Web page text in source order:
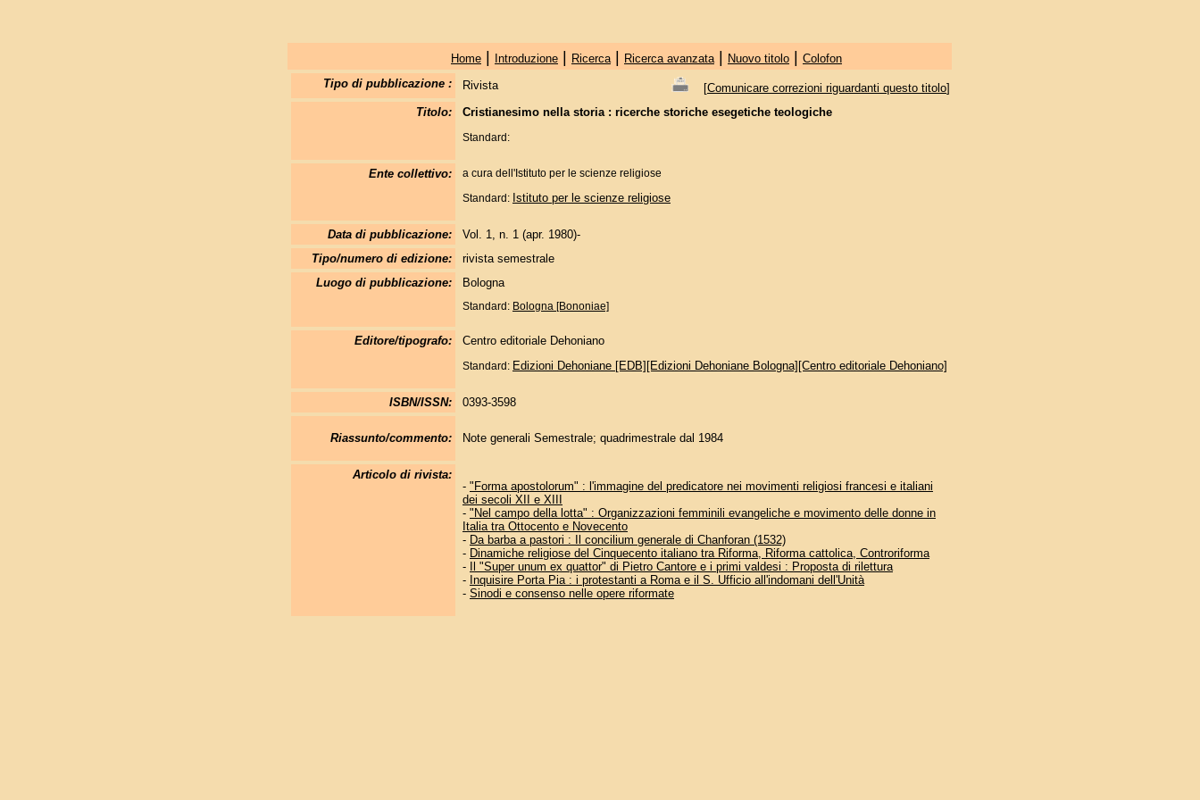
Home| Introduzione| Ricerca| Ricerca avanzata| Nuovo titolo| Colofon
Tipo di pubblicazione :
Rivista [Comunicare correzioni riguardanti questo titolo]
Titolo:
Cristianesimo nella storia : ricerche storiche esegetiche teologiche
Standard:
Ente collettivo: a cura dell'Istituto per le scienze religiose
Standard: Istituto per le scienze religiose
Data di pubblicazione:
Vol. 1, n. 1 (apr. 1980)-
Tipo/numero di edizione:
rivista semestrale
Luogo di pubblicazione:
Bologna
Standard: Bologna [Bononiae]
Editore/tipografo: Centro editoriale Dehoniano
Standard: Edizioni Dehoniane [EDB][Edizioni Dehoniane Bologna][Centro editoriale Dehoniano]
ISBN/ISSN: 0393-3598
Riassunto/commento: Note generali Semestrale; quadrimestrale dal 1984
Articolo di rivista:
- "Forma apostolorum" : l'immagine del predicatore nei movimenti religiosi francesi e italiani
dei secoli XII e XIII
- "Nel campo della lotta" : Organizzazioni femminili evangeliche e movimento delle donne in
Italia tra Ottocento e Novecento
- Da barba a pastori : Il concilium generale di Chanforan (1532)
- Dinamiche religiose del Cinquecento italiano tra Riforma, Riforma cattolica, Controriforma
-
Il "Super unum ex quattor" di Pietro Cantore e i primi valdesi : Proposta di rilettura
- Inquisire Porta Pia : i protestanti a Roma e il S. Ufficio all'indomani dell'Unità
- Sinodi e consenso nelle opere riformate